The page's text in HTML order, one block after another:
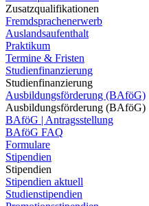
Zusatzqualifikationen
Fremdsprachenerwerb
Auslandsaufenthalt
Praktikum
Termine & Fristen
Studienfinanzierung
Studienfinanzierung
Ausbildungsförderung (BAföG)
Ausbildungsförderung (BAföG)
BAföG | Antragsstellung
BAföG FAQ
Formulare
Stipendien
Stipendien
Stipendien aktuell
Studienstipendien